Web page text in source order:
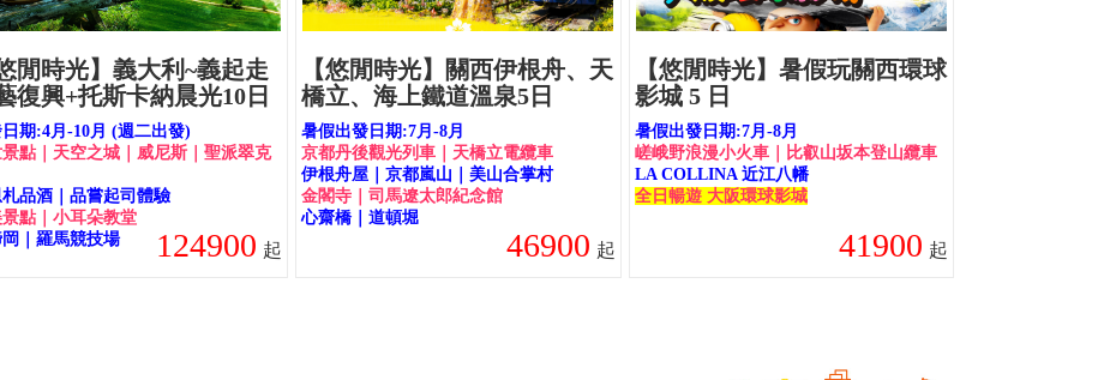
閒時光】義大利~義起走
復興+托斯卡納晨光10日
期:4月-10月 (週二出發)
點｜天空之城｜威尼斯｜聖派翠克
札品酒｜品嘗起司體驗
點｜小耳朵教堂
｜羅馬競技場
124900 起
【悠閒時光】關西伊根舟、天
橋立、海上鐵道溫泉5日
暑假出發日期:7月-8月
京都丹後觀光列車｜天橋立電纜車
伊根舟屋｜京都嵐山｜美山合掌村
金閣寺｜司馬遼太郎紀念館
心齋橋｜道頓堀
46900 起
【悠閒時光】暑假玩關西環球
影城 5 日
暑假出發日期:7月-8月
嵯峨野浪漫小火車｜比叡山坂本登山纜車
LA COLLINA 近江八幡
全日暢遊 大阪環球影城
41900 起